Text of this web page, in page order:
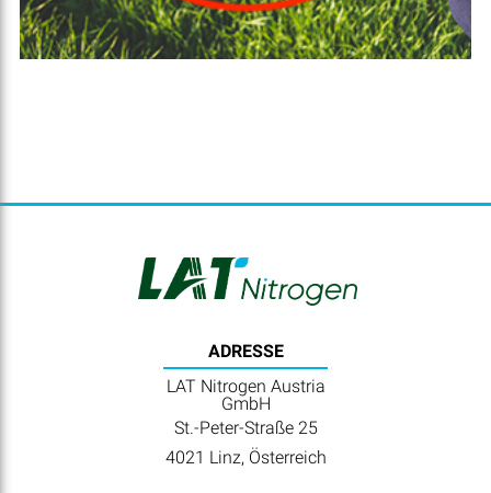
ADRESSE
LAT Nitrogen Austria
GmbH
St.-Peter-Straße 25
4021 Linz, Österreich